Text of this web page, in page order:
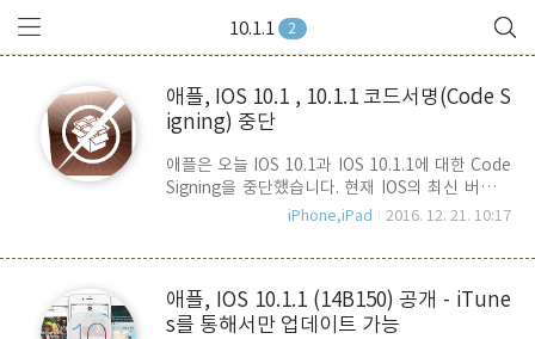
10.1.1 2
애플, IOS 10.1 , 10.1.1 코드서명(Code S
igning) 중단
애플은 오늘 IOS 10.1과 IOS 10.1.1에 대한 Code
Signing을 중단했습니다. 현재 IOS의 최신 버전은
10.2 이고, Beta 버전으로는 IOS 10.2.1 beta 2까
는 것은 10.2에서 10.1 대로 다운 그레이드를 할 수
이드를 할 경우도 IOS 10.2로 밖에 할 수 없다는 말
이 됩니다. 현재 탈옥과 관련해서 IOS 10.1.1까지
iPhone,iPad 2016. 12. 21. 10:17
애플, IOS 10.1.1 (14B150) 공개 - iTune
s를 통해서만 업데이트 가능